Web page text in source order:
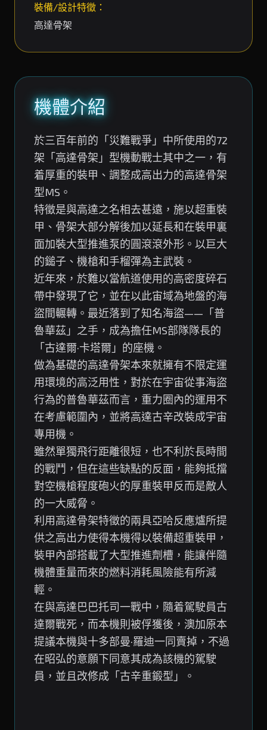
裝備/設計特徵：
高達骨架
機體介紹
於三百年前的「災難戰爭」中所使用的72
架「高達骨架」型機動戰士其中之一，有
着厚重的裝甲、調整成高出力的高達骨架
型MS。
特徵是與高達之名相去甚遠，施以超重裝
甲、骨架大部分解後加以延長和在裝甲裏
面加裝大型推進泵的圓滾滾外形。以巨大
的鎚子、機槍和手榴彈為主武裝。
近年來，於難以當航道使用的高密度碎石
帶中發現了它，並在以此宙域為地盤的海
盜間輾轉。最近落到了知名海盜——「普
魯華茲」之手，成為擔任MS部隊隊長的
「古達爾·卡塔爾」的座機。
做為基礎的高達骨架本來就擁有不限定運
用環境的高泛用性，對於在宇宙從事海盜
行為的普魯華茲而言，重力圈內的運用不
在考慮範圍內，並將高達古辛改裝成宇宙
專用機。
雖然單獨飛行距離很短，也不利於長時間
的戰鬥，但在這些缺點的反面，能夠抵擋
對空機槍程度砲火的厚重裝甲反而是敵人
的一大威脅。
利用高達骨架特徵的兩具亞哈反應爐所提
供之高出力使得本機得以裝備超重裝甲，
裝甲內部搭載了大型推進劑槽，能讓伴隨
機體重量而來的燃料消耗風險能有所減
輕。
在與高達巴巴托司一戰中，隨着駕駛員古
達爾戰死，而本機則被俘獲後，澳加原本
提議本機與十多部曼·羅迪一同賣掉，不過
在昭弘的意願下同意其成為該機的駕駛
員，並且改修成「古辛重鍛型」。